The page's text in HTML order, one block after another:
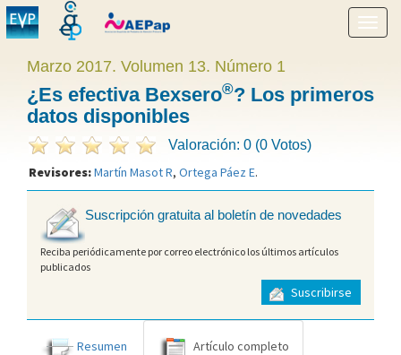
menú
Marzo 2017. Volumen 13. Número 1
¿Es efectiva Bexsero®? Los primeros
datos disponibles
Valoración: 0 (0 Votos)
Revisores:Martín Masot R, Ortega Páez E.
Suscripción gratuita al boletín de novedades
Reciba periódicamente por correo electrónico los últimos artículos
publicados
Suscribirse
Resumen Artículo completo